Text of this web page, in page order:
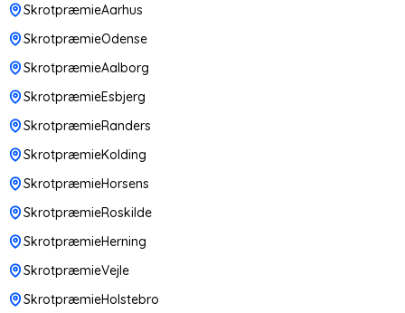
SkrotpræmieAarhus
SkrotpræmieOdense
SkrotpræmieAalborg
SkrotpræmieEsbjerg
SkrotpræmieRanders
SkrotpræmieKolding
SkrotpræmieHorsens
SkrotpræmieRoskilde
SkrotpræmieHerning
SkrotpræmieVejle
SkrotpræmieHolstebro